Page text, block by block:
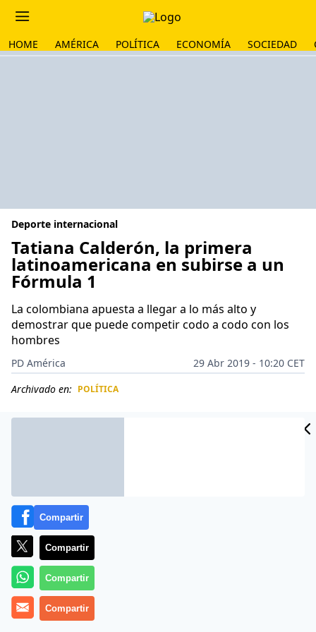
HOME AMÉRICA POLÍTICA ECONOMÍA SOCIEDAD
Deporte internacional
Tatiana Calderón, la primera
latinoamericana en subirse a un
Fórmula 1
La colombiana apuesta a llegar a lo más alto y
demostrar que puede competir codo a codo con los
hombres
PD América
29 Abr 2019 - 10:20 CET
Archivado en: POLÍTICA
En los 69 años de la Fórmula 1 solo cinco damas
Compartir
Compartir
Compartir
Compartir